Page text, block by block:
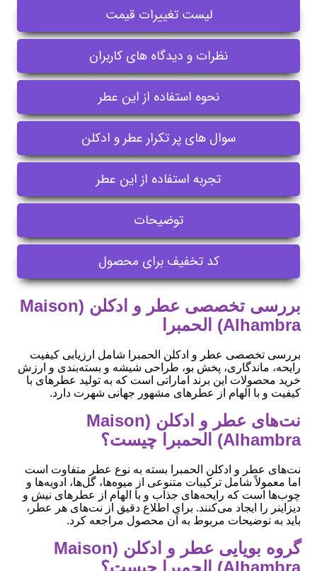
لیست تغییرات قیمت
نظرات و دیدگاه های کاربران
نحوه استفاده از این عطر
سوال های پر تکرار عطر و ادکلن
تجربه استفاده از این عطر
توضیحات
کد تخفیف برای محصول
بررسی تخصصی عطر و ادکلن (Maison
Alhambra) الحمبرا
بررسی تخصصی عطر و ادکلن الحمبرا شامل ارزیابی کیفیت
رایحه، ماندگاری، پخش بو، طراحی شیشه و بسته‌بندی و ارزش
خرید محصولات این برند اماراتی است که به تولید عطرهای با
کیفیت و با الهام از عطرهای مشهور جهانی شهرت دارد.
نت‌های عطر و ادکلن (Maison
Alhambra) الحمبرا چیست؟
نت‌های عطر و ادکلن الحمبرا بسته به نوع عطر متفاوت است
اما معمولاً شامل ترکیبات متنوعی از میوه‌ها، گل‌ها، ادویه‌ها و
چوب‌ها است که رایحه‌های جذاب و با الهام از عطرهای نیش و
دیزاینر را ایجاد می‌کنند. برای اطلاع دقیق از نت‌های هر عطر،
باید به توضیحات مربوط به آن محصول مراجعه کرد.
گروه بویایی عطر و ادکلن (Maison
Alhambra) الحمبرا چیست؟